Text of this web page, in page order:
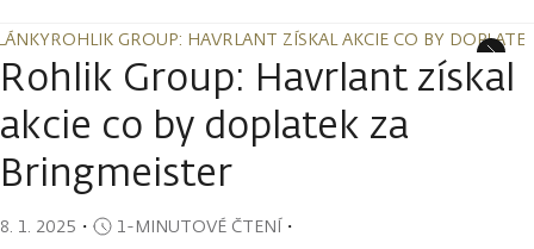
ROHLIK GROUP: HAVRLANT ZÍSKAL AKCIE CO BY
Rohlik Group: Havrlant získal
akcie co by doplatek za
Bringmeister
8. 1. 2025 ・ 1-MINUTOVÉ ČTENÍ・